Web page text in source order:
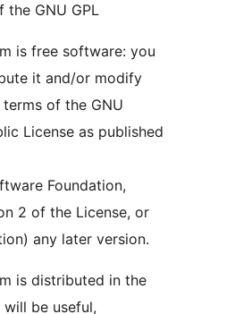
the GNU GPL
is free software: you
it and/or modify
of the GNU
License as published
Foundation,
2 of the License, or
any later version.
is distributed in the
be useful,